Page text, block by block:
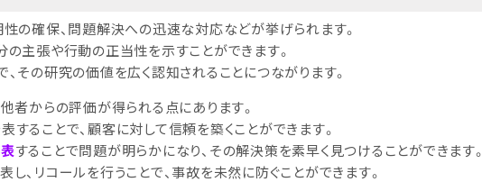
性の確保、問題解決への迅速な対応などが挙げられます。
主張や行動の正当性を示すことができます。
、その研究の価値を広く認知されることにつながります。
者からの評価が得られる点にあります。
ることで、顧客に対して信頼を築くことができます。
することで問題が明らかになり、その解決策を素早く見つけることができます。
、リコールを行うことで、事故を未然に防ぐことができます。